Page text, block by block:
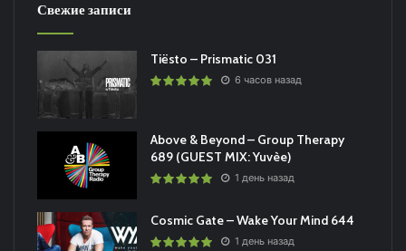
Свежие записи
Tiësto – Prismatic 031
6 часов назад
Above & Beyond – Group Therapy
689 (GUEST MIX: Yuvèe)
1 день назад
Cosmic Gate – Wake Your Mind 644
1 день назад